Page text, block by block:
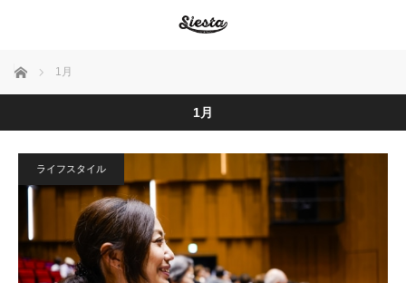
ホーム 1月
1月
ライフスタイル